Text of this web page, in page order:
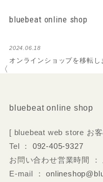
bluebeat online shop
2024.06.18
オンラインショップを移転し
〈
bluebeat online shop
[ bluebeat web store お
Tel ： 092-405-9327
お問い合わせ営業時間
E-mail ：